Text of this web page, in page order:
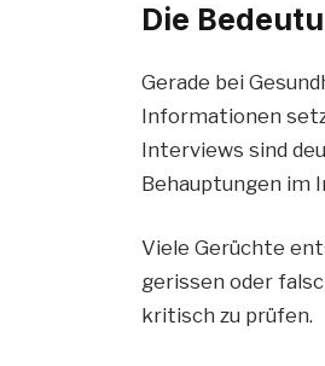
Die
Gerade bei
Informationen
Interviews sind
Behauptungen im
Viele Gerüchte
gerissen oder
kritisch zu prüfen.